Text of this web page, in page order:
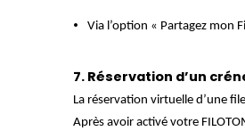
Via l’option « Partagez mon
7. Réservation d’un
La réservation virtuelle d’une
Après avoir activé votre